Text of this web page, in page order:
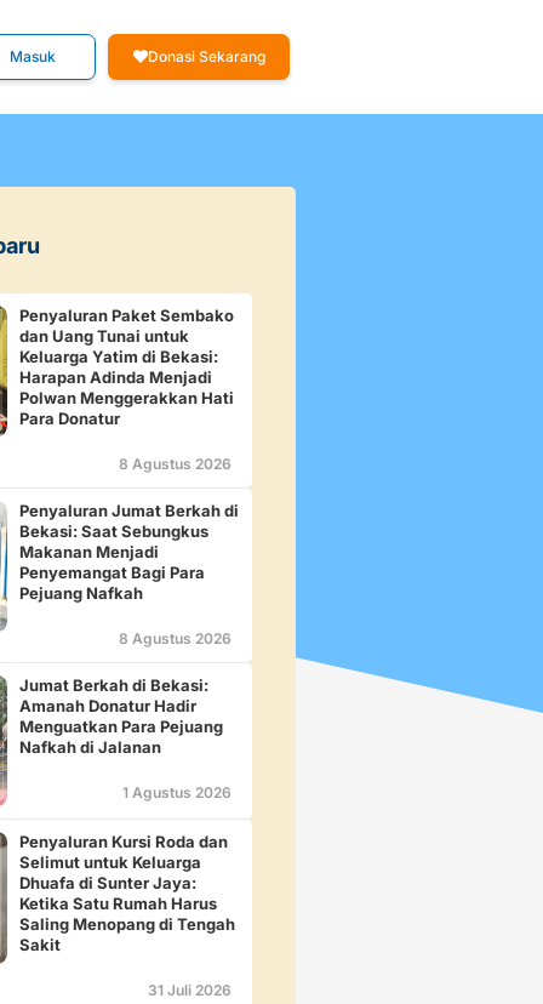
Masuk Donasi Sekarang
Penyaluran Paket Sembako
dan Uang Tunai untuk
Keluarga Yatim di Bekasi:
Harapan Adinda Menjadi
Polwan Menggerakkan Hati
Para Donatur
8 Agustus 2026
Penyaluran Jumat Berkah di
Bekasi: Saat Sebungkus
Makanan Menjadi
Penyemangat Bagi Para
Pejuang Nafkah
8 Agustus 2026
Jumat Berkah di Bekasi:
Amanah Donatur Hadir
Menguatkan Para Pejuang
Nafkah di Jalanan
1 Agustus 2026
Penyaluran Kursi Roda dan
Selimut untuk Keluarga
Dhuafa di Sunter Jaya:
Ketika Satu Rumah Harus
Saling Menopang di Tengah
Sakit
31 Juli 2026